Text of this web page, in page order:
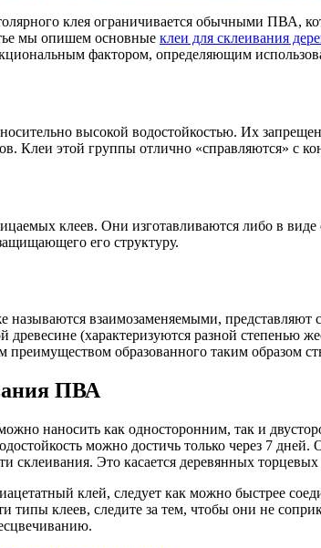
клея ограничивается обычными ПВА,
мы опишем основные клеи для склеивания
фактором, определяющим
высокой водостойкостью. Их
Клеи этой группы отлично «справляются» с
клеев. Они изготавливаются либо в
его структуру.
называются взаимозаменяемыми,
древесине (характеризуются разной
образованного таким образом
ПВА
наносить как односторонним, так и
можно достичь только через 7
склеивания. Это касается деревянных
клей, следует как можно быстрее
типы клеев, следите за тем, чтобы они не